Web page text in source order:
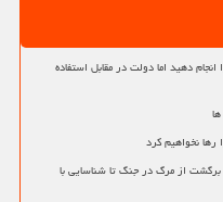
دهید اما دولت در مقابل استفاده
رها نخواهیم کرد
از مرگ در جنگ تا شناسایی با